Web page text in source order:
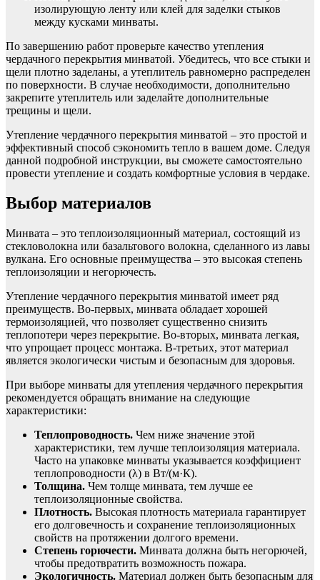
изолирующую ленту или клей для заделки стыков
между кусками минваты.
По завершению работ проверьте качество утепления
чердачного перекрытия минватой. Убедитесь, что все стыки и
щели плотно заделаны, а утеплитель равномерно распределен
по поверхности. В случае необходимости, дополнительно
закрепите утеплитель или заделайте дополнительные
трещины и щели.
Утепление чердачного перекрытия минватой – это простой и
эффективный способ сэкономить тепло в вашем доме. Следуя
данной подробной инструкции, вы сможете самостоятельно
провести утепление и создать комфортные условия в чердаке.
Выбор материалов
Минвата – это теплоизоляционный материал, состоящий из
стекловолокна или базальтового волокна, сделанного из лавы
вулкана. Его основные преимущества – это высокая степень
теплоизоляции и негорючесть.
Утепление чердачного перекрытия минватой имеет ряд
преимуществ. Во-первых, минвата обладает хорошей
термоизоляцией, что позволяет существенно снизить
теплопотери через перекрытие. Во-вторых, минвата легкая,
что упрощает процесс монтажа. В-третьих, этот материал
является экологически чистым и безопасным для здоровья.
При выборе минваты для утепления чердачного перекрытия
рекомендуется обращать внимание на следующие
характеристики:
Теплопроводность. Чем ниже значение этой
характеристики, тем лучше теплоизоляция материала.
Часто на упаковке минваты указывается коэффициент
теплопроводности (λ) в Вт/(м·К).
Толщина. Чем толще минвата, тем лучше ее
теплоизоляционные свойства.
Плотность. Высокая плотность материала гарантирует
его долговечность и сохранение теплоизоляционных
свойств на протяжении долгого времени.
Степень горючести. Минвата должна быть негорючей,
чтобы предотвратить возможность пожара.
Экологичность. Материал должен быть безопасным для